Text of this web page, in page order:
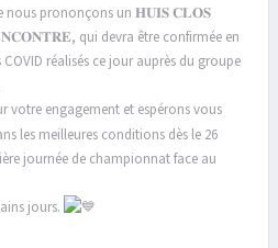
nous prononçons un 𝐇𝐔𝐈𝐒 𝐂𝐋𝐎𝐒
qui devra être confirmée en
réalisés ce jour auprès du groupe
votre engagement et espérons vous
les meilleures conditions dès le 26
journée de championnat face au
jours.